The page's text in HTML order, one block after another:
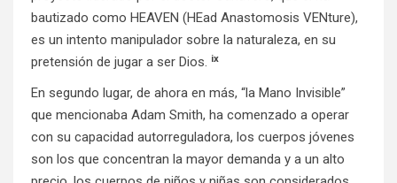
bautizado como HEAVEN (HEad Anastomosis VENture),
es un intento manipulador sobre la naturaleza, en su
pretensión de jugar a ser Dios. ix
En segundo lugar, de ahora en más, “la Mano Invisible”
que mencionaba Adam Smith, ha comenzado a operar
con su capacidad autorreguladora, los cuerpos jóvenes
son los que concentran la mayor demanda y a un alto